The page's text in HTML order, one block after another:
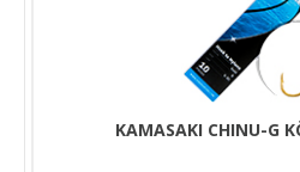
KAMASAKI CHINU-G